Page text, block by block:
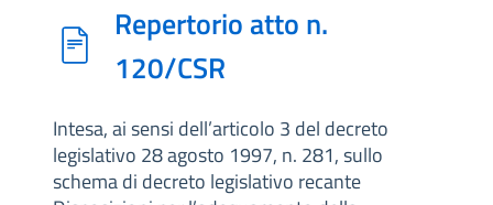
Repertorio atto n.
120/CSR
Intesa, ai sensi dell’articolo 3 del decreto
legislativo 28 agosto 1997, n. 281, sullo
schema di decreto legislativo recante